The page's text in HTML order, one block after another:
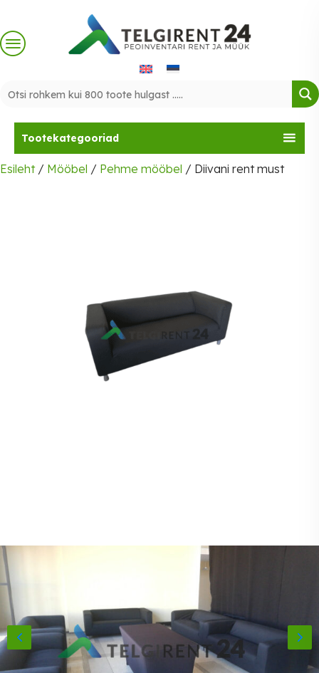
content
Tootekategooriad
Esileht/ Mööbel / Pehme mööbel / Diivani rent must